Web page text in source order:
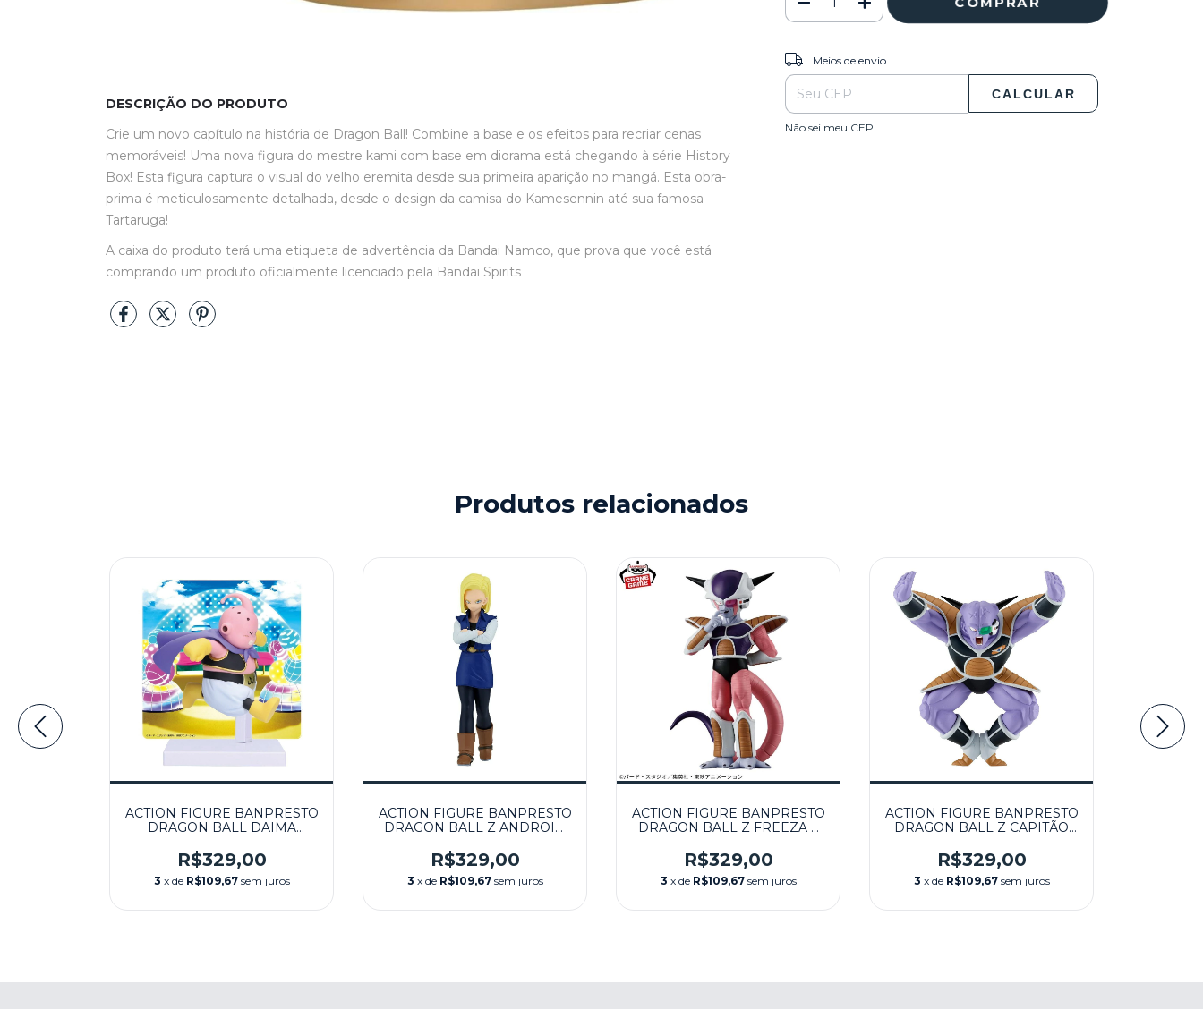
DESCRIÇÃO DO PRODUTO
Crie um novo capítulo na história de Dragon Ball! Combine a base e os efeitos para recriar cenas
memoráveis! Uma nova figura do mestre kami com base em diorama está chegando à série History
Box! Esta figura captura o visual do velho eremita desde sua primeira aparição no mangá. Esta obra-
prima é meticulosamente detalhada, desde o design da camisa do Kamesennin até sua famosa
Tartaruga!
A caixa do produto terá uma etiqueta de advertência da Bandai Namco, que prova que você está
comprando um produto oficialmente licenciado pela Bandai Spirits
Entregas para o CEP:
Meios de envio
CALCULAR
Não sei meu CEP
Produtos relacionados
ACTION FIGURE BANPRESTO
DRAGON BALL DAIMA
(LACRADO) NA CAIXA -
BANDAI
R$329,00
3 x de R$109,67 sem juros
ACTION FIGURE BANPRESTO
DRAGON BALL Z ANDROID
(LACRADO) NA CAIXA -
BANDAI
R$329,00
3 x de R$109,67 sem juros
ACTION FIGURE BANPRESTO
DRAGON BALL Z FREEZA 2
(LACRADO) NA CAIXA -
BANDAI
R$329,00
3 x de R$109,67 sem juros
ACTION FIGURE BANPRESTO
DRAGON BALL Z CAPITÃO
(LACRADO) NA CAIXA -
BANDAI
R$329,00
3 x de R$109,67 sem juros